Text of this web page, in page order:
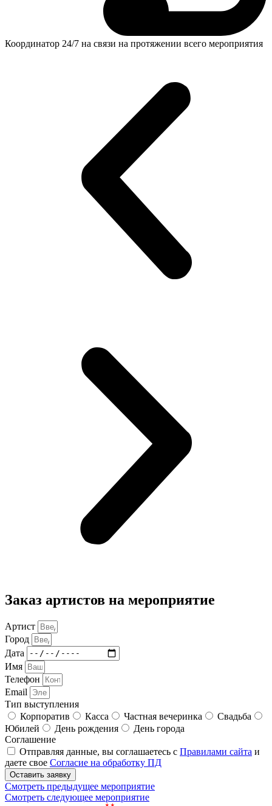
Координатор 24/7 на связи на протяжении всего мероприятия
Заказ артистов на мероприятие
Артист
Город
Дата
Имя
Телефон
Email
Тип выступления
Корпоратив
Касса Частная вечеринка
Свадьба
Юбилей
День рождения
День города
Соглашение
Отправляя данные, вы соглашаетесь с Правилами сайта и
даете свое Согласие на обработку ПД
Оставить заявку
Смотреть предыдущее мероприятие
Смотреть следующее мероприятие